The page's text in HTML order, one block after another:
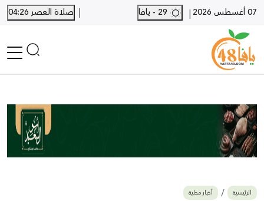
07 أغسطس 2026 |
| صلاة العصر 04:26
أخبار محلية
أخبار يافا
SHORTS
أخبار اللد والرملة
بيع وشراءالرئيسية أخبار محلية